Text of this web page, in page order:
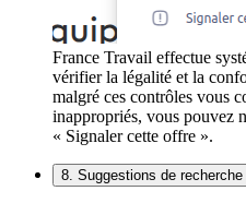
France Travail effectue
vérifier la légalité et la
malgré ces contrôles vous
inappropriés, vous pouvez
« Signaler cette offre ».
8. Suggestions de recherche